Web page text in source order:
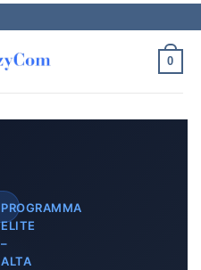
contenuti
0
PROGRAMMA
ELITE
–
ALTA